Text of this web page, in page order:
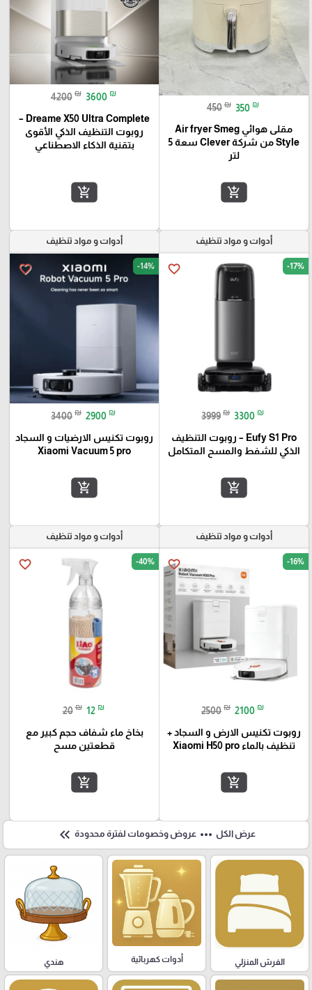
450 ₪ 350 ₪
مقلى هوائي Air fryer Smeg
Style من شركة Clever سعة 5
لتر
add_shopping_cart
4200 ₪ 3600 ₪
Dreame X50 Ultra Complete –
روبوت التنظيف الذكي الأقوى
بتقنية الذكاء الاصطناعي
add_shopping_cart
أدوات و مواد تنظيف
favorite_border -17%
3999 ₪ 3300 ₪
Eufy S1 Pro – روبوت التنظيف
الذكي للشفط والمسح المتكامل
add_shopping_cart
أدوات و مواد تنظيف
favorite_border -14%
3400 ₪ 2900 ₪
روبوت تكنيس الارضيات و السجاد
Xiaomi Vacuum 5 pro
add_shopping_cart
أدوات و مواد تنظيف
favorite_border -16%
2500 ₪ 2100 ₪
روبوت تكنيس الارض و السجاد +
تنظيف بالماء Xiaomi H50 pro
add_shopping_cart
أدوات و مواد تنظيف
favorite_border -40%
20 ₪ 12 ₪
بخاخ ماء شفاف حجم كبير مع
قطعتين مسح
add_shopping_cart
عرض الكل more_horiz عروض وخصومات لفترة محدودة keyboard_double_arrow_left
الفرش المنزلي أدوات كهربائية هندي